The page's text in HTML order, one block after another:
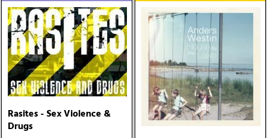
one-drop
Rasites - Sex Violence &
Drugs